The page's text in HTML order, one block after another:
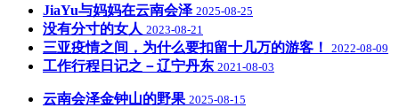
JiaYu与妈妈在云南会泽 2025-08-25
没有分寸的女人 2023-08-21
三亚疫情之间，为什么要扣留十几万的游客！ 2022-08-09
工作行程日记之－辽宁丹东 2021-08-03
云南会泽金钟山的野果 2025-08-15